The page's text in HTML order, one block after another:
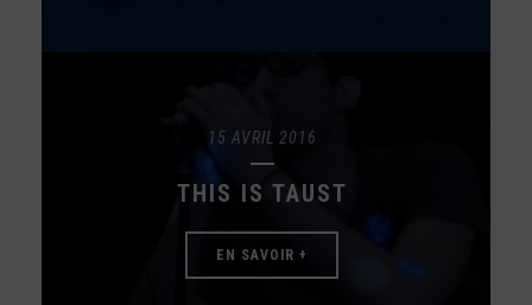
15 AVRIL 2016
THIS IS TAUST
EN SAVOIR +